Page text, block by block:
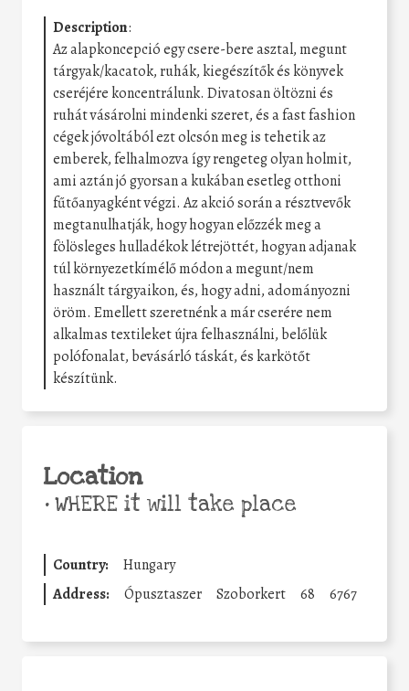
Description:
Az alapkoncepció egy csere-bere asztal, megunt
tárgyak/kacatok, ruhák, kiegészítők és könyvek
cseréjére koncentrálunk. Divatosan öltözni és
ruhát vásárolni mindenki szeret, és a fast fashion
cégek jóvoltából ezt olcsón meg is tehetik az
emberek, felhalmozva így rengeteg olyan holmit,
ami aztán jó gyorsan a kukában esetleg otthoni
fűtőanyagként végzi. Az akció során a résztvevők
megtanulhatják, hogy hogyan előzzék meg a
fölösleges hulladékok létrejöttét, hogyan adjanak
túl környezetkímélő módon a megunt/nem
használt tárgyaikon, és, hogy adni, adományozni
öröm. Emellett szeretnénk a már cserére nem
alkalmas textileket újra felhasználni, belőlük
polófonalat, bevásárló táskát, és karkötőt
készítünk.
Location
•WHERE it will take place
Country:
Hungary
Address:
Ópusztaszer Szoborkert 68 6767